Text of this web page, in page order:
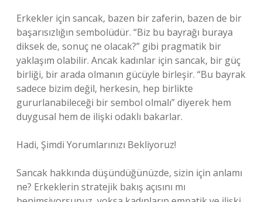
Erkekler için sancak, bazen bir zaferin, bazen de bir
başarısızlığın sembolüdür. “Biz bu bayrağı buraya
diksek de, sonuç ne olacak?” gibi pragmatik bir
yaklaşım olabilir. Ancak kadınlar için sancak, bir güç
birliği, bir arada olmanın gücüyle birleşir. “Bu bayrak
sadece bizim değil, herkesin, hep birlikte
gururlanabileceği bir sembol olmalı” diyerek hem
duygusal hem de ilişki odaklı bakarlar.
Hadi, Şimdi Yorumlarınızı Bekliyoruz!
Sancak hakkında düşündüğünüzde, sizin için anlamı
ne? Erkeklerin stratejik bakış açısını mı